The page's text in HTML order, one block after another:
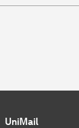
UniMail